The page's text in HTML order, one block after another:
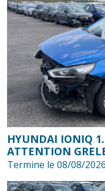
HYUNDAI IONIQ
ATTENTION
Termine le 08/08/